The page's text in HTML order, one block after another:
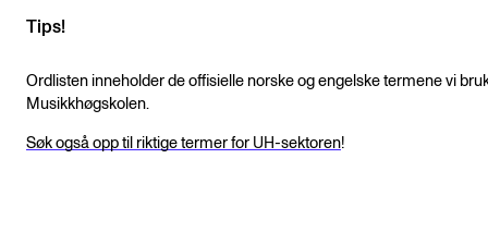
Tips!
Ordlisten inneholder de offisielle norske og engelske termene vi
Musikkhøgskolen.
Søk også opp til riktige termer for UH-sektoren!